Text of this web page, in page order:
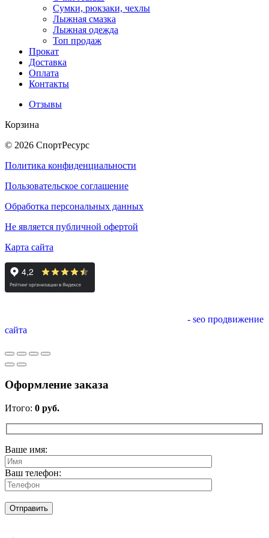
Сумки, рюкзаки, чехлы
Лыжная смазка
Лыжная одежда
Топ продаж
Прокат
Доставка
Оплата
Контакты
Отзывы
Корзина
© 2026 СпортРесурс
Политика конфиденциальности
Пользовательское соглашение
Обработка персональных данных
Не является публичной офертой
Карта сайта
- seo продвижение
сайта
Оформление заказа
Итого: 0 руб.
Ваше имя:
Ваш телефон: